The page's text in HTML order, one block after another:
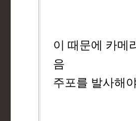
이 때문에 카메
음
주포를 발사해